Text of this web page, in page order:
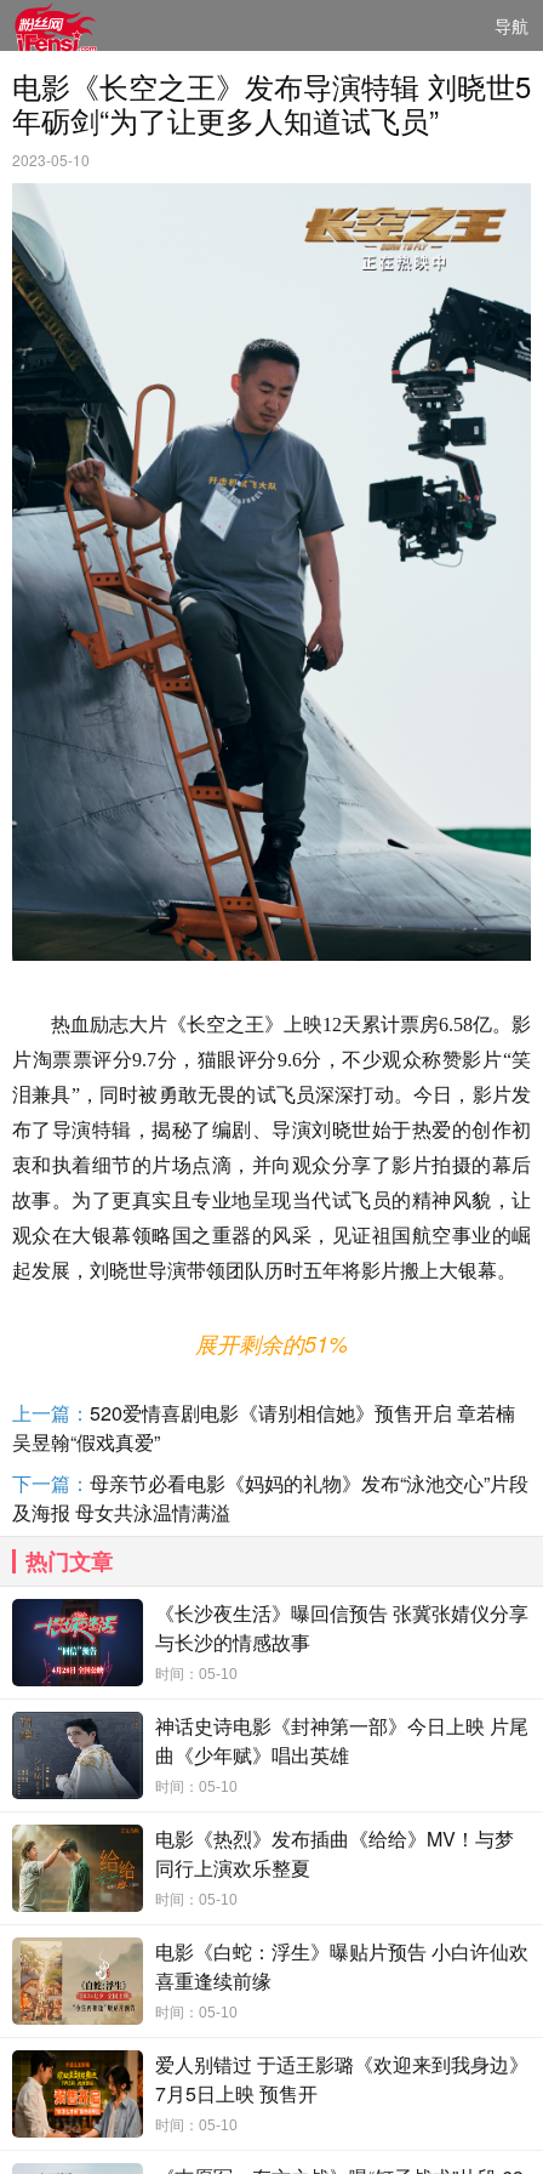
导航
电影《长空之王》发布导演特辑 刘晓世5
年砺剑“为了让更多人知道试飞员”
2023-05-10
热血励志大片《长空之王》上映1 2天累计票房6.58亿。影
片淘票票评分9.7分，猫眼评分9.6分 ，不少观众称赞影片“笑
泪兼具”， 同时被勇敢无畏的试飞员深深打动。今日 ， 影片发
布了导演特辑 ，揭秘了编剧、导演刘晓世始于热爱的创作初
衷和执着细节的片场点滴 ， 并向观众分享了影片拍摄的幕后
故事。 为了更真实且专业地呈现当代试飞员的精神风貌，让
观众在大银幕领略国之重器的风采 ，
见证祖国航空事业的崛
起发展，刘晓世导演带领团队历时五年将影片搬上大银幕。
北京电影学院，
国首艘航母“辽宁号”宣传片、中国首款战略运输机运 20—“鲲
己非常信任导演，导演每次给演员讲戏前都会
机。在谈及影片创作初衷时，刘晓世回忆起多年前的一位试
飞员好友，两人年龄相仿，志趣相投，
次试飞任务中不幸牺牲了，“他是一个试飞员，我是一个拍电
影的人，我们虽然职业不同，但我们都可以为社会做点什
么” 。要让更多人知道试飞员群体，了解他们为了国家安全和
航空技术进步所做的贡献，由此刘晓世开启了影片的漫漫筹
在剧本写作 的过程中，
设计师和工程师，影片中不少情节都能找到真实原型。此
外，他还向航空领域专业人士认真请教
节。拍摄期间，剧组邀请多位
动作和用词。在拍摄一场试飞员独自在飞机残骸边徘徊的戏
份时， 刘晓世 自己在片场待了很久，
的陈设 ，保证飞机各个部件位置的准确摆放，
输、执着到底的 “蛮牛”精神 ， 他回忆剧组到甘肃复景时，刘
晓世不顾危险坚持要深入峡谷
展开剩余的51%
上一篇： 520爱情喜剧电影《请别相信她》预售开启 章若楠
吴昱翰“假戏真爱”
下一篇： 母亲节必看电影《妈妈的礼物》发布“泳池交心”片段
及海报 母女共泳温情满溢
热门文章
《长沙夜生活》曝回信预告 张冀张婧仪分享
与长沙的情感故事
时间：05-10
神话史诗电影《封神第一部》今日上映 片尾
曲《少年赋》唱出英雄
时间：05-10
电影《热烈》发布插曲《给给》MV！与梦
同行上演欢乐整夏
时间：05-10
电影《白蛇：浮生》曝贴片预告 小白许仙欢
喜重逢续前缘
时间：05-10
爱人别错过 于适王影璐《欢迎来到我身边》
7月5日上映 预售开
时间：05-10